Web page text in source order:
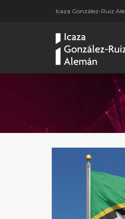
Icaza González-Ruiz